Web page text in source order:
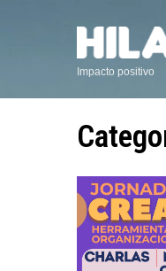
Impacto positivo